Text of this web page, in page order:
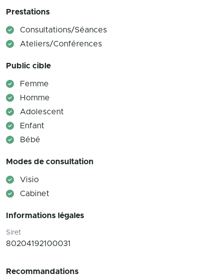
Prestations
Consultations/Séances
Ateliers/Conférences
Public cible
Femme
Homme
Adolescent
Enfant
Bébé
Modes de consultation
Visio
Cabinet
Informations légales
Siret
80204192100031
Recommandations